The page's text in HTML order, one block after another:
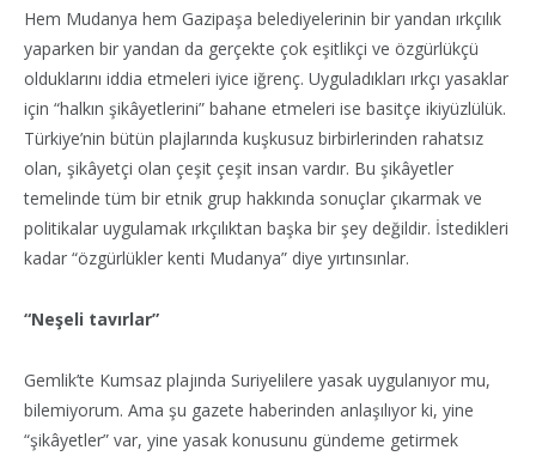
Hem Mudanya hem Gazipaşa belediyelerinin bir yandan ırkçılık
yaparken bir yandan da gerçekte çok eşitlikçi ve özgürlükçü
olduklarını iddia etmeleri iyice iğrenç. Uyguladıkları ırkçı yasaklar
için “halkın şikâyetlerini” bahane etmeleri ise basitçe ikiyüzlülük.
Türkiye’nin bütün plajlarında kuşkusuz birbirlerinden rahatsız
olan, şikâyetçi olan çeşit çeşit insan vardır. Bu şikâyetler
temelinde tüm bir etnik grup hakkında sonuçlar çıkarmak ve
politikalar uygulamak ırkçılıktan başka bir şey değildir. İstedikleri
kadar “özgürlükler kenti Mudanya” diye yırtınsınlar.
“Neşeli tavırlar”
Gemlik’te Kumsaz plajında Suriyelilere yasak uygulanıyor mu,
bilemiyorum. Ama şu gazete haberinden anlaşılıyor ki, yine
“şikâyetler” var, yine yasak konusunu gündeme getirmek